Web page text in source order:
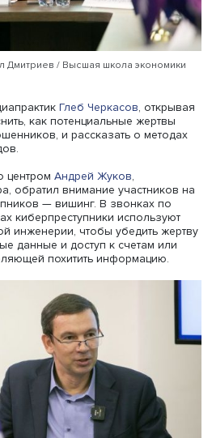
Дмитриев / Высшая школа
Глеб Черкасов
как потенциальные
мошенников, и рассказать о
центромАндрей Жуков
обратил внимание
— вишинг. В звонках
киберпреступники
инженерии, чтобы убедить
данные и доступ к счетам
похитить